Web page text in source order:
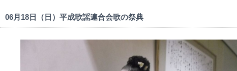
06月18日（日）平成歌謡連合会歌の祭典